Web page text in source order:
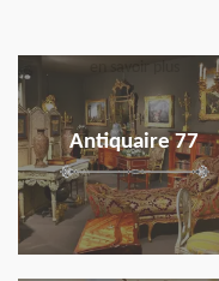
Antiquaire 77
en savoir plus